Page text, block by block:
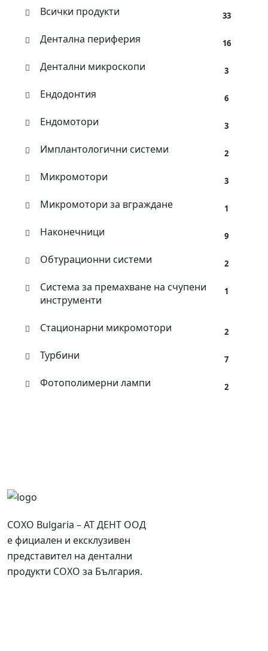
Всички продукти 33
Дентална периферия 16
Дентални микроскопи 3
Ендодонтия 6
Ендомотори 3
Имплантологични системи 2
Микромотори 3
Микромотори за вграждане 1
Наконечници 9
Обтурационни системи 2
Система за премахване на счупени
инструменти
1
Стационарни микромотори 2
Турбини 7
Фотополимерни лампи 2
COXO Bulgaria – АТ ДЕНТ ООД
е фициален и ексклузивен
представител на дентални
продукти COXO за България.